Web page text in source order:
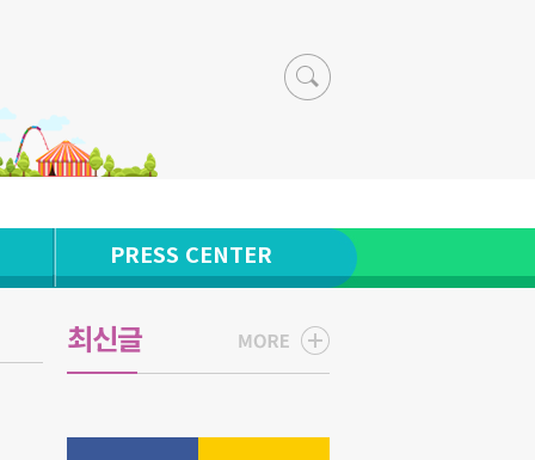
PRESS CENTER
최신글